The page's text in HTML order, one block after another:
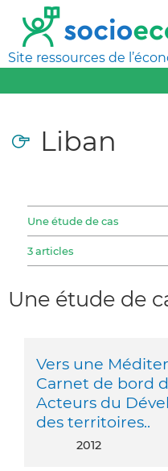
Site ressources de
Liban
Une étude de cas
3 articles
Une étude de
Vers une
Carnet de bord
Acteurs du
des territoires..
2012